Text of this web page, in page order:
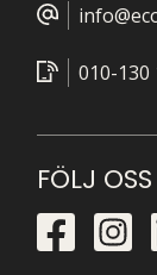
010-130
FÖLJ OSS